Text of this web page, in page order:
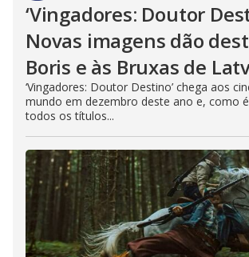
‘Vingadores: Doutor
Novas imagens dão
Boris e às Bruxas de
‘Vingadores: Doutor Destino’ chega aos
mundo em dezembro deste ano e, como
todos os títulos...